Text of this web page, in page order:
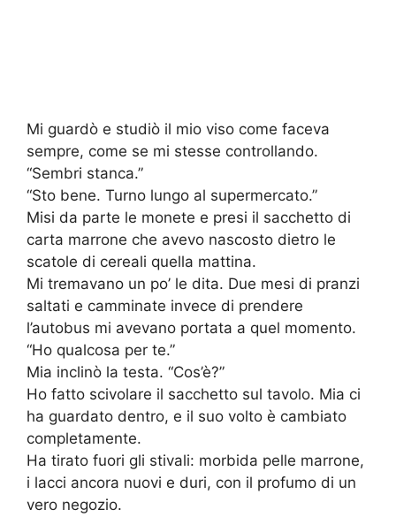
Mi guardò e studiò il mio viso come faceva
sempre, come se mi stesse controllando.
“Sembri stanca.”
“Sto bene. Turno lungo al supermercato.”
Misi da parte le monete e presi il sacchetto di
carta marrone che avevo nascosto dietro le
scatole di cereali quella mattina.
Mi tremavano un po’ le dita. Due mesi di pranzi
saltati e camminate invece di prendere
l’autobus mi avevano portata a quel momento.
“Ho qualcosa per te.”
Mia inclinò la testa. “Cos’è?”
Ho fatto scivolare il sacchetto sul tavolo. Mia ci
ha guardato dentro, e il suo volto è cambiato
completamente.
Ha tirato fuori gli stivali: morbida pelle marrone,
i lacci ancora nuovi e duri, con il profumo di un
vero negozio.